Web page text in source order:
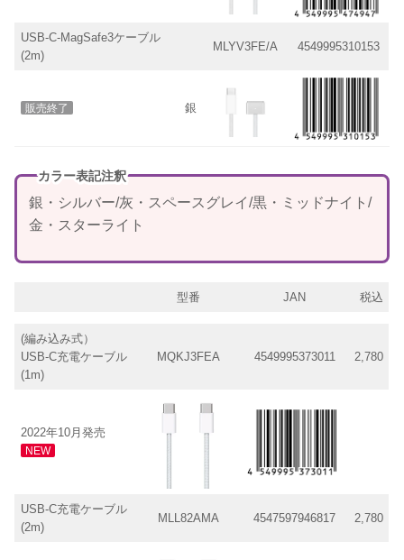
USB-C-MagSafe3ケーブル
(2m)
MLYV3FE/A 4549995310153
販売終了 銀
カラー表記注釈
銀・シルバー/灰・スペースグレイ/黒・ミッドナイト/
金・スターライト
型番 JAN 税込
(編み込み式）
USB-C充電ケーブル
(1m)
MQKJ3FEA 4549995373011 2,780
2022年10月発売
NEW
USB-C充電ケーブル
(2m)
MLL82AMA 4547597946817 2,780